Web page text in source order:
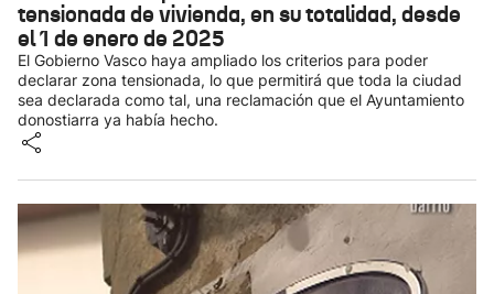
tensionada de vivienda, en su totalidad, desde
el 1 de enero de 2025
El Gobierno Vasco haya ampliado los criterios para poder
declarar zona tensionada, lo que permitirá que toda la ciudad
sea declarada como tal, una reclamación que el Ayuntamiento
donostiarra ya había hecho.